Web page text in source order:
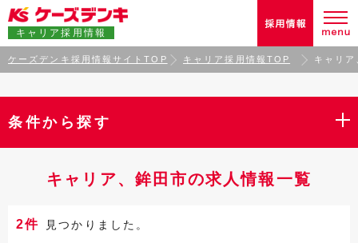
キャリア採用情報
ケーズデンキ採用情報サイトTOP キャリア採用情報TOP キャリ
条件から探す
キャリア、鉾田市の求人情報一覧
2件 見つかりました。